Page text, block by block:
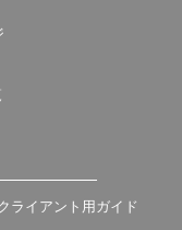
ライアント用ガイド